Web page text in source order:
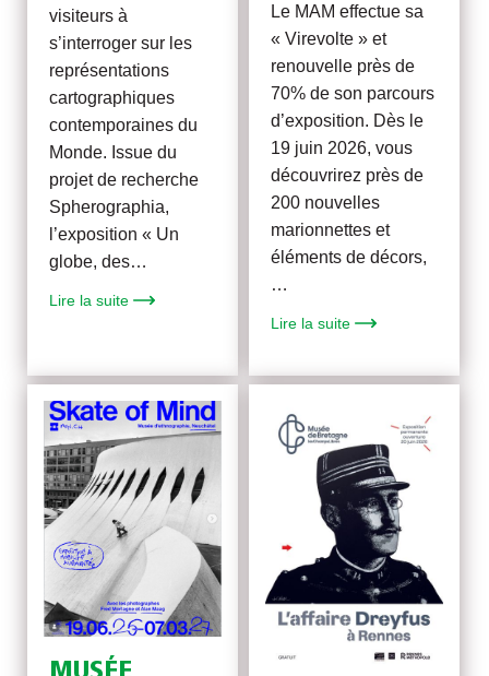
visiteurs à
s’interroger sur les
représentations
cartographiques
contemporaines du
Monde. Issue du
projet de recherche
Spherographia,
l’exposition « Un
globe, des…
Lire la suite
Le MAM effectue sa
« Virevolte » et
renouvelle près de
70% de son parcours
d’exposition. Dès le
19 juin 2026, vous
découvrirez près de
200 nouvelles
marionnettes et
éléments de décors,
…
Lire la suite